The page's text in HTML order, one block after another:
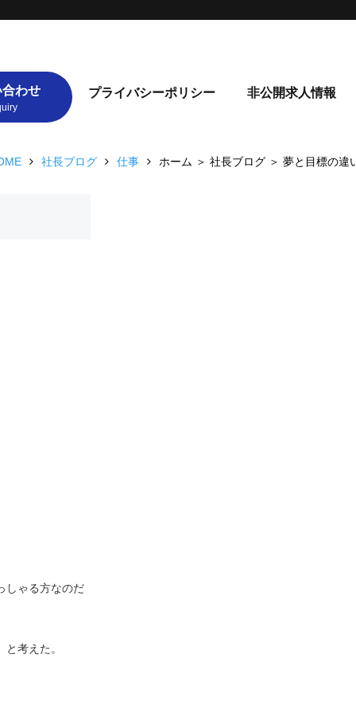
わせ プライバシーポリシー 非公開求人情報
社長ブログ 仕事 ホーム ＞ 社長ブログ ＞ 夢と目標の違
しゃる方なのだ
考えた。